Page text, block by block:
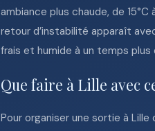
ambiance plus chaude, de
retour d’instabilité apparaît
frais et humide à un temps
Que faire à Lille avec
Pour organiser une sortie à